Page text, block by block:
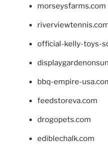
morseysfarms.com
official-kelly-toys-
bbq-empire-
feedstoreva.com
drogopets.com
ediblechalk.com